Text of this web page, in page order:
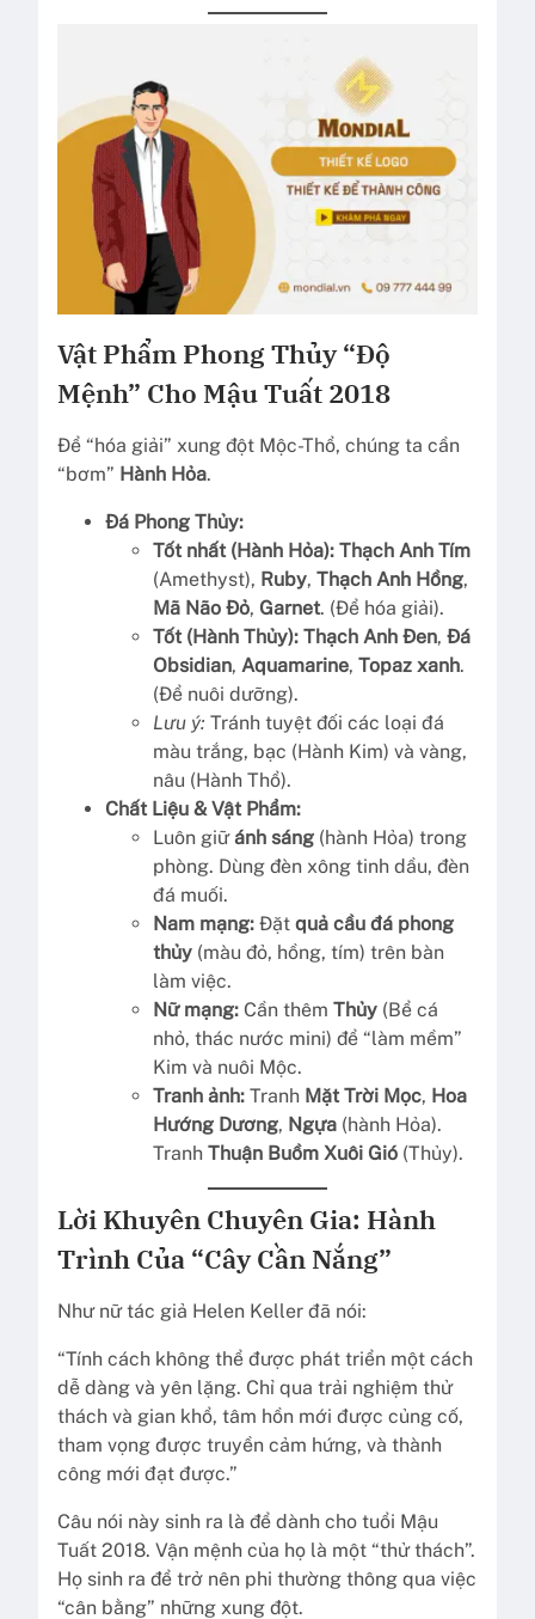
Vật Phẩm Phong Thủy “Độ
Mệnh” Cho Mậu Tuất 2018
Để “hóa giải” xung đột Mộc-Thổ, chúng ta cần
“bơm” Hành Hỏa.
Đá Phong Thủy:
Tốt nhất (Hành Hỏa): Thạch Anh Tím
(Amethyst), Ruby, Thạch Anh Hồng,
Mã Não Đỏ, Garnet. (Để hóa giải).
Tốt (Hành Thủy): Thạch Anh Đen, Đá
Obsidian, Aquamarine, Topaz xanh.
(Để nuôi dưỡng).
Lưu ý: Tránh tuyệt đối các loại đá
màu trắng, bạc (Hành Kim) và vàng,
nâu (Hành Thổ).
Chất Liệu & Vật Phẩm:
Luôn giữánh sáng (hành Hỏa) trong
phòng. Dùng đèn xông tinh dầu, đèn
đá muối.
Nam mạng: Đặt quả cầu đá phong
thủy (màu đỏ, hồng, tím) trên bàn
làm việc.
Nữ mạng: Cần thêm Thủy (Bể cá
nhỏ, thác nước mini) để “làm mềm”
Kim và nuôi Mộc.
Tranh ảnh: Tranh Mặt Trời Mọc, Hoa
Hướng Dương, Ngựa (hành Hỏa).
Tranh Thuận Buồm Xuôi Gió (Thủy).
Lời Khuyên Chuyên Gia: Hành
Trình Của “Cây Cần Nắng”
Như nữ tác giả Helen Keller đã nói:
“Tính cách không thể được phát triển một cách
dễ dàng và yên lặng. Chỉ qua trải nghiệm thử
thách và gian khổ, tâm hồn mới được củng cố,
tham vọng được truyền cảm hứng, và thành
công mới đạt được.”
Câu nói này sinh ra là để dành cho tuổi Mậu
Tuất 2018. Vận mệnh của họ là một “thử thách”.
Họ sinh ra để trở nên phi thường thông qua việc
“cân bằng” những xung đột.